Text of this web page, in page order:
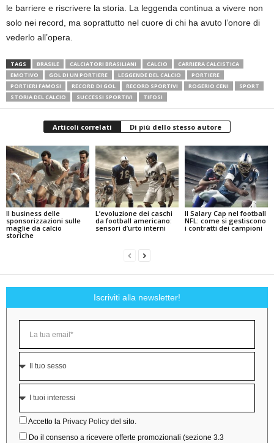
le barriere e riscrivere la storia. La leggenda continua a vivere non
solo nei record, ma soprattutto nel cuore di chi ha avuto l’onore di
vederlo all’opera.
TAGS BRASILE CALCIATORI BRASILIANI CALCIO
CARRIERA CALCISTICA
EMOTIVO
GOL DI UN PORTIERE LEGGENDE DEL CALCIO
PORTIERE
PORTIERI FAMOSI
RECORD DI GOL RECORD SPORTIVI ROGERIO CENI
SPORT
STORIA DEL CALCIO
SUCCESSI SPORTIVI TIFOSI
Articoli correlati Di più dello stesso autore
Il business delle
sponsorizzazioni sulle
maglie da calcio
storiche
L’evoluzione dei caschi
da football americano:
sensori d’urto interni
Il Salary Cap nel football
NFL: come si gestiscono
i contratti dei campioni
Iscriviti alla newsletter!
Accetto la Privacy Policy del sito.
Do il consenso a ricevere offerte promozionali (sezione 3.3